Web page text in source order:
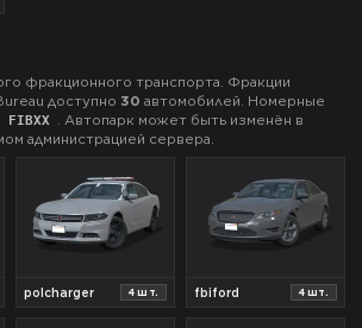
фракционного транспорта. Фракции
доступно 30 автомобилей. Номерные
FIBXX
Автопарк может быть изменён в
администрацией сервера.
polcharger 4 шт. fbiford 4 шт.